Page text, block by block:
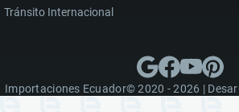
Tránsito Internacional
Importaciones Ecuador© 2020 - 2026 |